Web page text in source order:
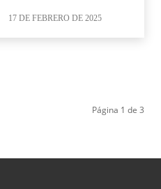
17 DE FEBRERO DE 2025
Página 1 de 3